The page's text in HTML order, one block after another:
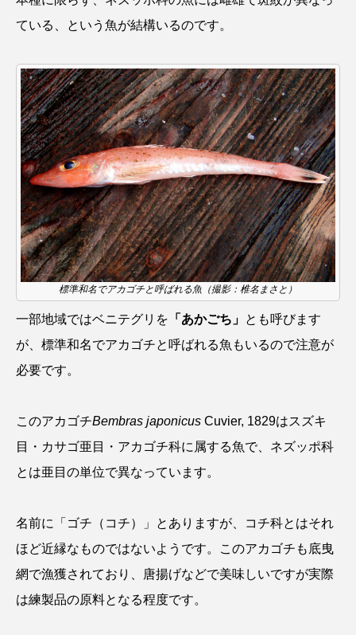
サカナアパートメント サカナブックス
サクラマス サケ サザエ
サツオミシマ サバ サビウツボ
サブカルチャー サメ サヨリ
サルシアクラゲ サルパ サワガニ
サンゴ サンショウウオ サンマ
サーモン ザトウクジラ シクリッド
シコロサンゴ シトウズクラゲ シマハギ
シャコガイ シュレーゲルアオガエル
シロザケ シロワニ ジンベエザメ
スクミリンゴガイ スズキ
スルメイカ ズワイガニ セイウチ
センニンガジ ソウギョ ソウダガツオ
ている、という魚が結構いるのです。
標準和名でアカゴチと呼ばれる魚（撮影：椎名まさと）
一部地域ではベニテグリを 「あかごち」 とも呼びます
が、標準和名でアカゴチと呼ばれる魚もいるので注意が
必要です。
このアカゴチBembras japonicus Cuvier, 1829はスズキ
目・カサゴ亜目・アカゴチ科に属する魚で、ネズッポ科
とは亜目の単位で異なっています。
名前に「ゴチ（コチ）」とありますが、コチ科とはそれ
ほど近縁なものではないようです。このアカゴチも底曳
網で漁獲されており、唐揚げなどで美味しいですが実際
は練製品の原料となる程度です。